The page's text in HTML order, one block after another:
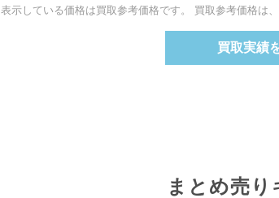
表示している価格は買取参考価格です。 買取参考価格は
買取実績
まとめ売り